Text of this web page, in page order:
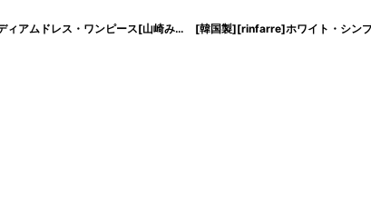
アムドレス・ワンピース[山崎みどり・れお着用][送料無料]mycp [cd-
[韓国製][rinfarre]ホワイト・シンプ